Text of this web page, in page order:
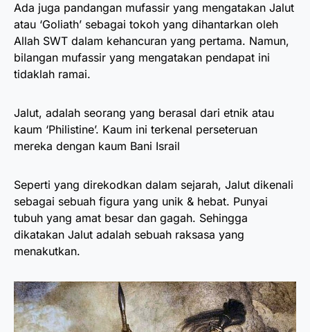
Ada juga pandangan mufassir yang mengatakan Jalut
atau ‘Goliath’ sebagai tokoh yang dihantarkan oleh
Allah SWT dalam kehancuran yang pertama. Namun,
bilangan mufassir yang mengatakan pendapat ini
tidaklah ramai.
Jalut, adalah seorang yang berasal dari etnik atau
kaum ‘Philistine’. Kaum ini terkenal perseteruan
mereka dengan kaum Bani Israil
Seperti yang direkodkan dalam sejarah, Jalut dikenali
sebagai sebuah figura yang unik & hebat. Punyai
tubuh yang amat besar dan gagah. Sehingga
dikatakan Jalut adalah sebuah raksasa yang
menakutkan.